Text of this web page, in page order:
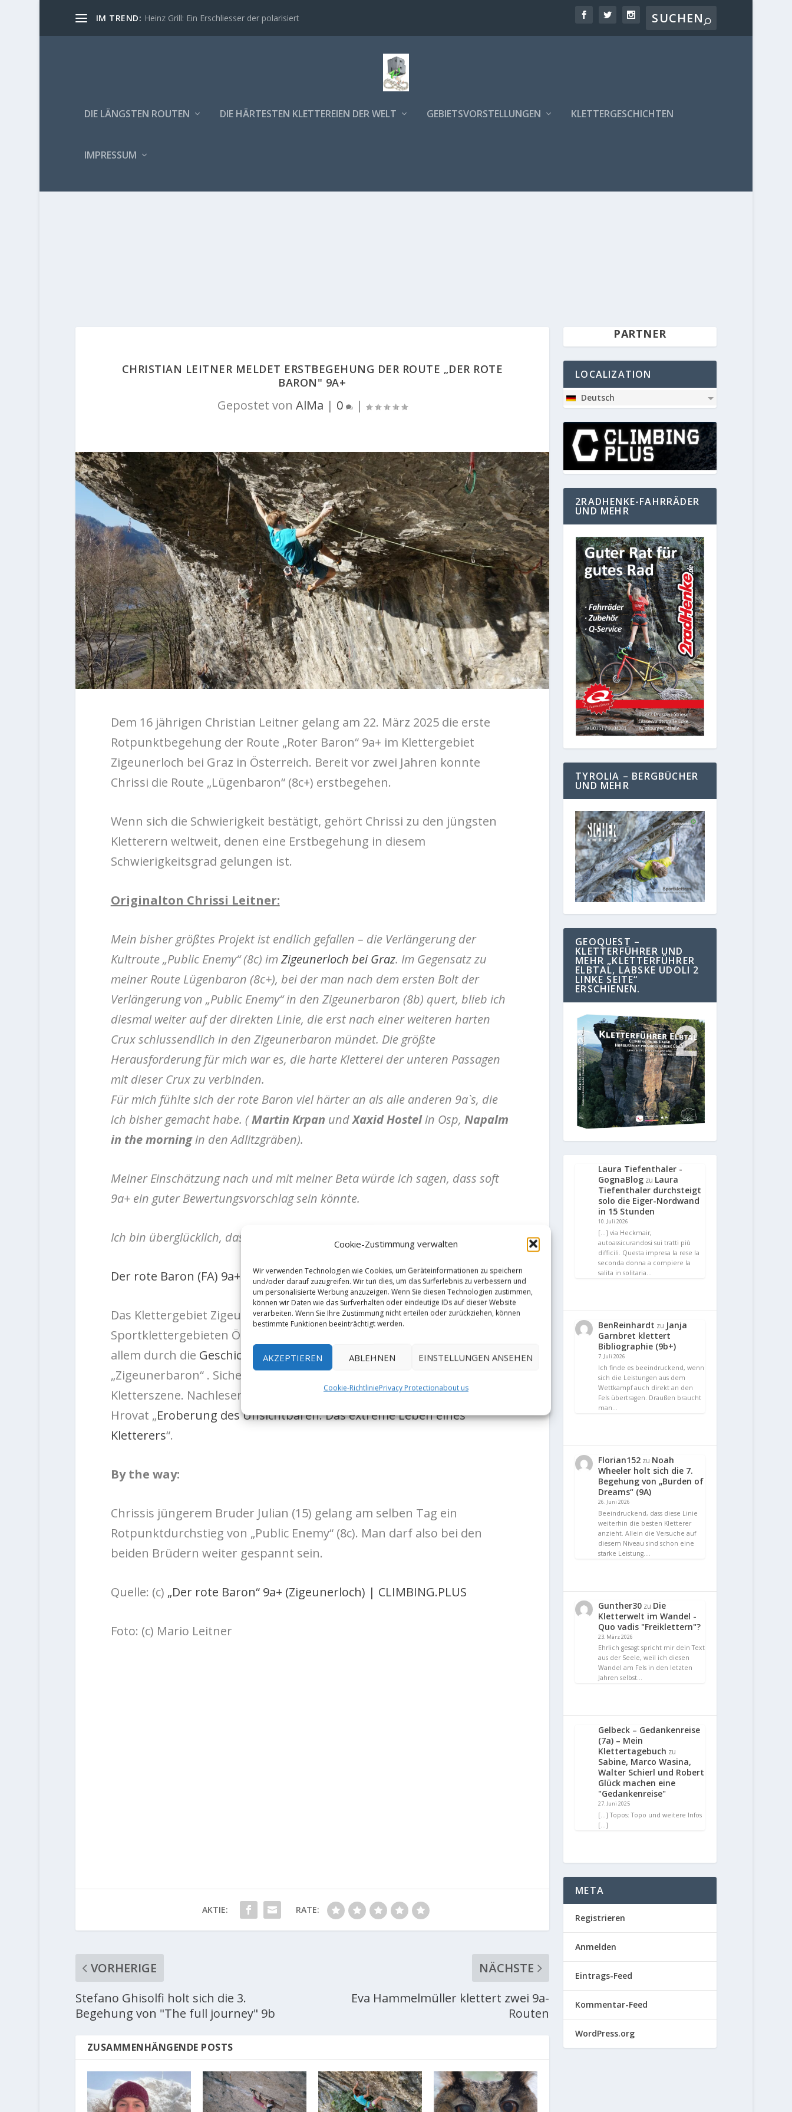
Cookie-Zustimmung verwalten
Wir verwenden Technologien wie Cookies, um Geräteinformationen zu speichern
und/oder darauf zuzugreifen. Wir tun dies, um das Surferlebnis zu verbessern und
um personalisierte Werbung anzuzeigen. Wenn Sie diesen Technologien zustimmen,
können wir Daten wie das Surfverhalten oder eindeutige IDs auf dieser Website
verarbeiten. Wenn Sie Ihre Zustimmung nicht erteilen oder zurückziehen, können
bestimmte Funktionen beeinträchtigt werden.
AKZEPTIEREN ABLEHNEN EINSTELLUNGEN ANSEHEN
Cookie-RichtliniePrivacy Protectionabout us
IM TREND: Heinz Grill: Ein Erschliesser der polarisiert
DIE LÄNGSTEN ROUTEN DIE HÄRTESTEN KLETTEREIEN DER WELT GEBIETSVORSTELLUNGEN KLETTERGESCHICHTEN
IMPRESSUM
CHRISTIAN LEITNER MELDET ERSTBEGEHUNG DER ROUTE „DER ROTE
BARON" 9A+
Gepostet von AlMa | 0 |
Dem 16 jährigen Christian Leitner gelang am 22. März 2025 die erste
Rotpunktbegehung der Route „Roter Baron“ 9a+ im Klettergebiet
Zigeunerloch bei Graz in Österreich. Bereit vor zwei Jahren konnte
Chrissi die Route „Lügenbaron“ (8c+) erstbegehen.
Wenn sich die Schwierigkeit bestätigt, gehört Chrissi zu den jüngsten
Kletterern weltweit, denen eine Erstbegehung in diesem
Schwierigkeitsgrad gelungen ist.
Originalton Chrissi Leitner:
Mein bisher größtes Projekt ist endlich gefallen – die Verlängerung der
Kultroute „Public Enemy“ (8c) imZigeunerloch bei Graz. Im Gegensatz zu
meiner Route Lügenbaron (8c+), bei der man nach dem ersten Bolt der
Verlängerung von „Public Enemy“ in den Zigeunerbaron (8b) quert, blieb ich
diesmal weiter auf der direkten Linie, die erst nach einer weiteren harten
Crux schlussendlich in den Zigeunerbaron mündet. Die größte
Herausforderung für mich war es, die harte Kletterei der unteren Passagen
mit dieser Crux zu verbinden.
Für mich fühlte sich der rote Baron viel härter an als alle anderen 9a`s, die
ich bisher gemacht habe. (Martin Krpan undXaxid Hostelin Osp, Napalm
in the morningin den Adlitzgräben).
Meiner Einschätzung nach und mit meiner Beta würde ich sagen, dass soft
9a+ ein guter Bewertungsvorschlag sein könnte.
Ich bin überglücklich, dass ich mein großes Ziel endlich erreicht habe!
Der rote Baron (FA) 9a+ – YouTube
Das Klettergebiet Zigeunerloch bei Graz gehört zu den ältesten
Sportklettergebieten Österreichs. Bekannt wurde das Klettergebiet vor
allem durch die Geschichte
über die Erstbegehung der Route
„Zigeunerbaron“ . Sicherlich eine der besten Geschichten aus der
Kletterszene. Nachlesen kann man sie auch im Buch der Autor Thomas
Hrovat „Eroberung des Unsichtbaren: Das extreme Leben eines
Kletterers“.
By the way:
Chrissis jüngerem Bruder Julian (15) gelang am selben Tag ein
Rotpunktdurchstieg von „Public Enemy“ (8c). Man darf also bei den
beiden Brüdern weiter gespannt sein.
Quelle: (c) „Der rote Baron“ 9a+ (Zigeunerloch) | CLIMBING.PLUS
Foto: (c) Mario Leitner
AKTIE: RATE:
VORHERIGE
Stefano Ghisolfi holt sich die 3.
Begehung von "The full journey" 9b
NÄCHSTE
Eva Hammelmüller klettert zwei 9a-
Routen
ZUSAMMENHÄNGENDE POSTS
PARTNER
LOCALIZATION
Deutsch
2RADHENKE-FAHRRÄDER
UND MEHR
TYROLIA – BERGBÜCHER
UND MEHR
GEOQUEST –
KLETTERFÜHRER UND
MEHR „KLETTERFÜHRER
ELBTAL, LABSKE UDOLI 2
LINKE SEITE“
ERSCHIENEN.
Laura Tiefenthaler -
GognaBlog zu Laura
Tiefenthaler durchsteigt
solo die Eiger-Nordwand
in 15 Stunden
10. Juli 2026
[…] via Heckmair,
autoassicurandosi sui tratti più
difficili. Questa impresa la rese la
seconda donna a compiere la
salita in solitaria…
BenReinhardt zu Janja
Garnbret klettert
Bibliographie (9b+)
7. Juli 2026
Ich finde es beeindruckend, wenn
sich die Leistungen aus dem
Wettkampf auch direkt an den
Fels übertragen. Draußen braucht
man…
Florian152 zu Noah
Wheeler holt sich die 7.
Begehung von „Burden of
Dreams“ (9A)
26. Juni 2026
Beeindruckend, dass diese Linie
weiterhin die besten Kletterer
anzieht. Allein die Versuche auf
diesem Niveau sind schon eine
starke Leistung.…
Gunther30 zu Die
Kletterwelt im Wandel -
Quo vadis "Freiklettern"?
23. März 2026
Ehrlich gesagt spricht mir dein Text
aus der Seele, weil ich diesen
Wandel am Fels in den letzten
Jahren selbst…
Gelbeck – Gedankenreise
(7a) – Mein
Klettertagebuch zu
Sabine, Marco Wasina,
Walter Schierl und Robert
Glück machen eine
"Gedankenreise"
27. Juni 2025
[…] Topos: Topo und weitere Infos
[…]
META
Registrieren
Anmelden
Eintrags-Feed
Kommentar-Feed
WordPress.org